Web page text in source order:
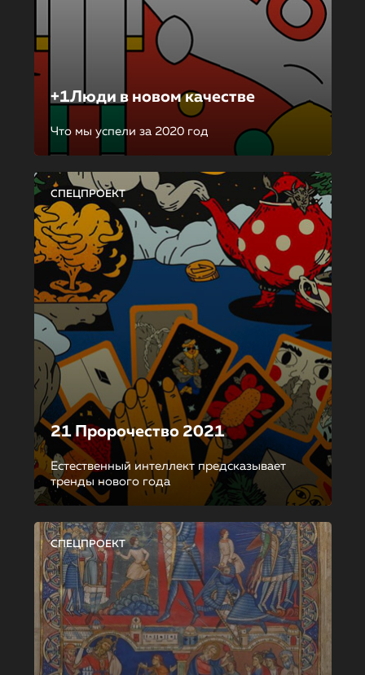
+1Люди в новом качестве
Что мы успели за 2020 год
СПЕЦПРОЕКТ
21 Пророчество 2021
Естественный интеллект предсказывает
тренды нового года
СПЕЦПРОЕКТ